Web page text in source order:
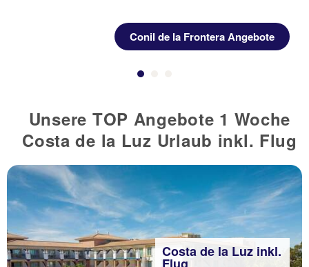
Conil de la Frontera Angebote
Unsere TOP Angebote 1 Woche
Costa de la Luz Urlaub inkl. Flug
Costa de la Luz inkl.
Flug